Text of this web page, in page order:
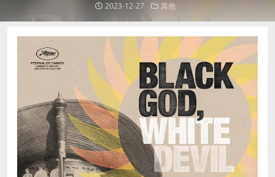
2023-12-27 其他